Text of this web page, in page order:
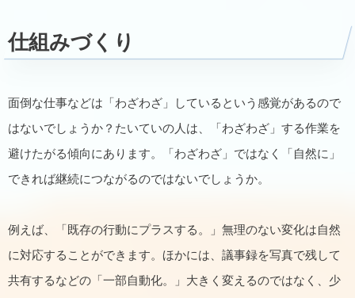
仕組みづくり
面倒な仕事などは「わざわざ」しているという感覚があるので
はないでしょうか？たいていの人は、「わざわざ」する作業を
避けたがる傾向にあります。「わざわざ」ではなく「自然に」
できれば継続につながるのではないでしょうか。
例えば、「既存の行動にプラスする。」無理のない変化は自然
に対応することができます。ほかには、議事録を写真で残して
共有するなどの「一部自動化。」大きく変えるのではなく、少